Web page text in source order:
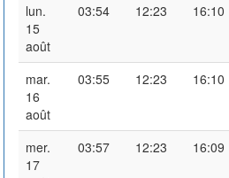
lun.
15
août
03:54 12:23 16:10
mar.
16
août
03:55 12:23 16:10
mer.
17
03:57 12:23 16:09